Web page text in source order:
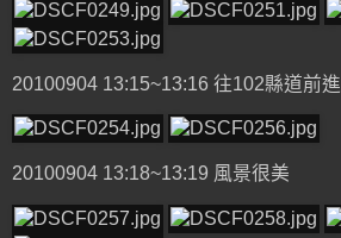
20100904 13:15~13:16 往102縣道前進
20100904 13:18~13:19 風景很美